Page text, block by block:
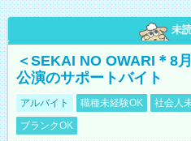
未
＜SEKAI NO OWARI＊8
公演のサポートバイト
アルバイト 職種未経験OK 社会人
ブランクOK